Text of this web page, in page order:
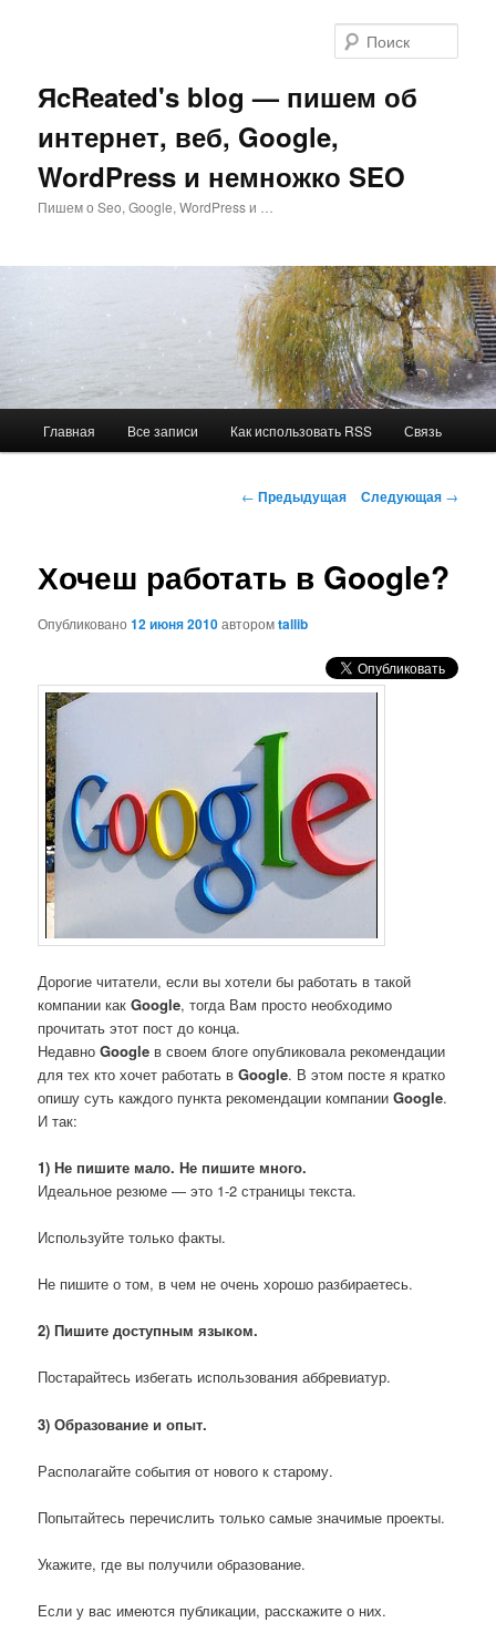
ЯcReated's blog — пишем об
интернет, веб, Google,
WordPress и немножко SEO
Пишем о Seo, Google, WordPress и …
Главная Все записи Как использовать RSS Связь
Навигация
← Предыдущая Следующая →
Хочеш работать в Google?
Опубликовано12 июня 2010авторомtallib
Дорогие читатели, если вы хотели бы работать в такой
компании какGoogle, тогда Вам просто необходимо
прочитать этот пост до конца.
НедавноGoogle в своем блоге опубликовала рекомендации
для тех кто хочет работать вGoogle. В этом посте я кратко
опишу суть каждого пункта рекомендации компанииGoogle.
И так:
1) Не пишите мало. Не пишите много.
Идеальное резюме — это 1-2 страницы текста.
Используйте только факты.
Не пишите о том, в чем не очень хорошо разбираетесь.
2) Пишите доступным языком.
Постарайтесь избегать использования аббревиатур.
3) Образование и опыт.
Располагайте события от нового к старому.
Попытайтесь перечислить только самые значимые проекты.
Укажите, где вы получили образование.
Если у вас имеются публикации, расскажите о них.